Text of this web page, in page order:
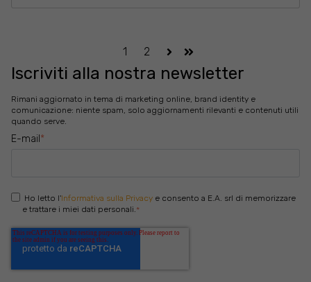
1 2
AvantiUltima
Iscriviti alla nostra newsletter
Rimani aggiornato in tema di marketing online, brand identity e
comunicazione: niente spam, solo aggiornamenti rilevanti e contenuti utili
quando serve.
E-mail *
Ho letto l'Informativa sulla Privacye consento a E.A. srl di memorizzare
e trattare i miei dati personali.*